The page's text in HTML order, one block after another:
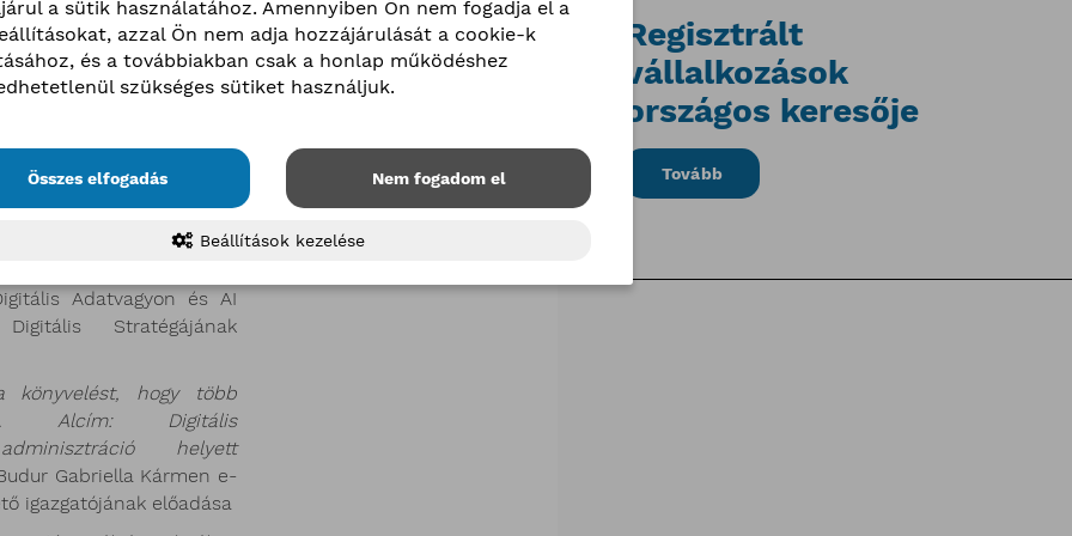
– Kott Ferenc, az MKIK
elnöke, a BKIK
elnöke és az MVP 2.0
előadása
Hatóság jelenleg
uniós pályázati
és
Adatvagyon és AI
Stratégájának
könyvelést, hogy több
Alcím: Digitális
helyett
Gabriella Kármen e-
igazgatójának előadása
Regisztrált
vállalkozások
országos keresője
Tovább
a sütik használatához. Amennyiben Ön nem fogadja el a
azzal Ön nem adja hozzájárulását a cookie-k
és a továbbiakban csak a honlap működéshez
szükséges sütiket használjuk.
Összes elfogadás Nem fogadom el
Beállítások kezelése